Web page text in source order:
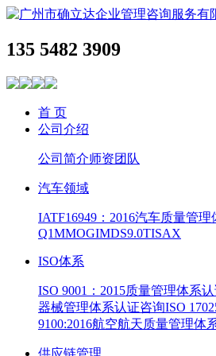
135 5482 3909
首 页
公司介绍
公司简介师资团队
汽车领域
IATF16949：2016汽车质量管
Q1MMOGIMDS9.0TISAX
ISO体系
ISO 9001：2015质量管理体系
器械管理体系认证咨询ISO
9100:2016航空航天质量管理体
供应链管理